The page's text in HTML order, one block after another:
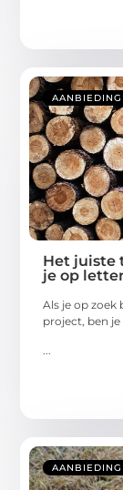
Het juiste
je op
Als je op
project, ben je
...